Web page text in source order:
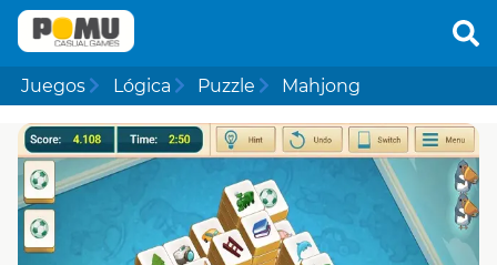
Juegos Lógica Puzzle Mahjong